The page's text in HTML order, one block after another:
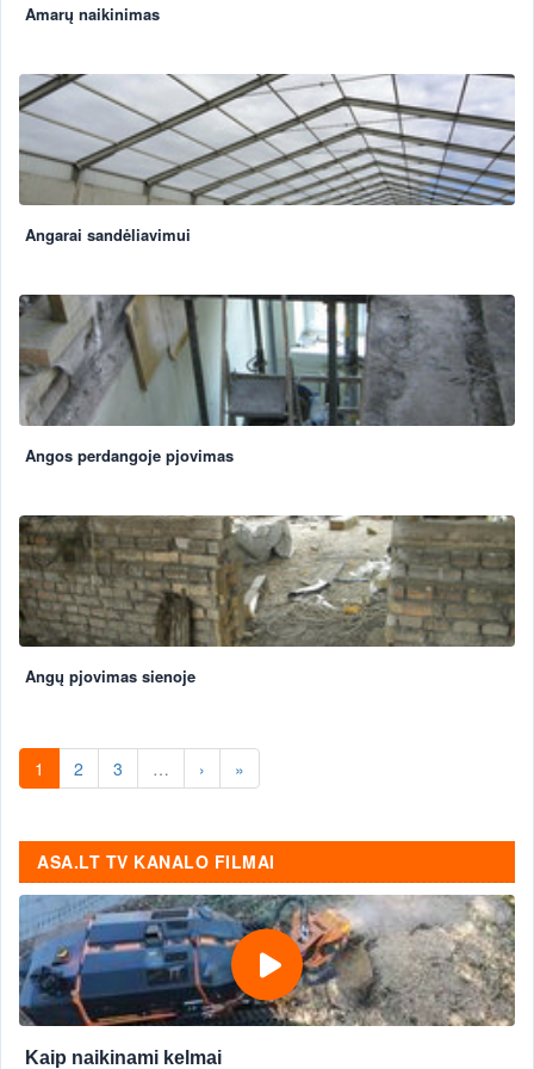
Amarų naikinimas
Angarai sandėliavimui
Angos perdangoje pjovimas
Angų pjovimas sienoje
1 2 3 … › »
ASA.LT TV KANALO FILMAI
Kaip naikinami kelmai